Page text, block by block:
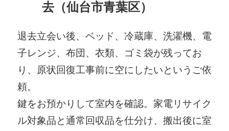
去（仙台市青葉区）
退去立会い後、ベッド、冷蔵庫、洗濯機、電
子レンジ、布団、衣類、ゴミ袋が残ってお
り、原状回復工事前に空にしたいというご依
頼。
鍵をお預かりして室内を確認。家電リサイク
ル対象品と通常回収品を仕分け、搬出後に室